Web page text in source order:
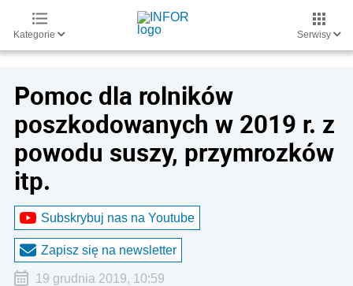
Kategorie Serwisy
Pomoc dla rolników
poszkodowanych w 2019 r. z
powodu suszy, przymrozków
itp.
Subskrybuj nas na Youtube
Zapisz się na newsletter
19 grudnia 2019, 10:59